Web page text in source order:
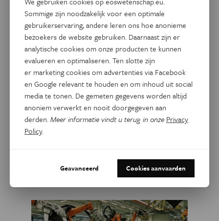
Eos Blogs Gezondheid
Schuddende schedels en
slakkenhuizen: waarom we
toch nog kunnen horen als we
onze oren dichtstoppen
Op jonge leeftijd verloor componist Von Beethoven zijn
gehoor. Om toch te kunnen blijven componeren, zocht
Sommige zijn noodzakelijk voor een optimale
gebruikerservaring, andere leren ons hoe anonieme
bezoekers de website gebruiken. Daarnaast zijn er
analytische cookies om onze producten te kunnen
evalueren en optimaliseren. Ten slotte zijn
er marketing cookies om advertenties via Facebook
en Google relevant te houden en om inhoud uit social
media te tonen. De gemeten gegevens worden altijd
anoniem verwerkt en nooit doorgegeven aan
derden.Meer informatie vindt u terug in onze Privacy
Policy.
Geavanceerd Cookies aanvaarden